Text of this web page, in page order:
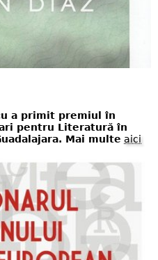
a primit premiul în
pentru Literatură în
Mai multe aici